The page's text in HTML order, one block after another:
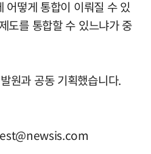
어떻게 통합이 이뤄질 수 있
도를 통합할 수 있느냐가 중
원과 공동 기획했습니다.